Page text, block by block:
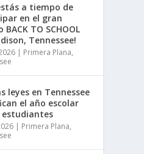
a tiempo de
en el gran
BACK TO SCHOOL
Tennessee!
| Primera Plana,
leyes en Tennessee
el año escolar
estudiantes
| Primera Plana,